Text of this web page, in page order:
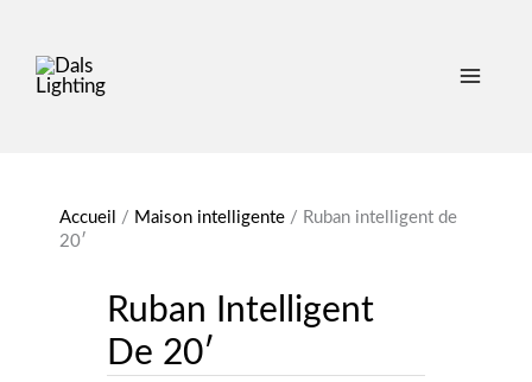
Accueil / Maison intelligente / Ruban intelligent de
20′
Ruban Intelligent
De 20′